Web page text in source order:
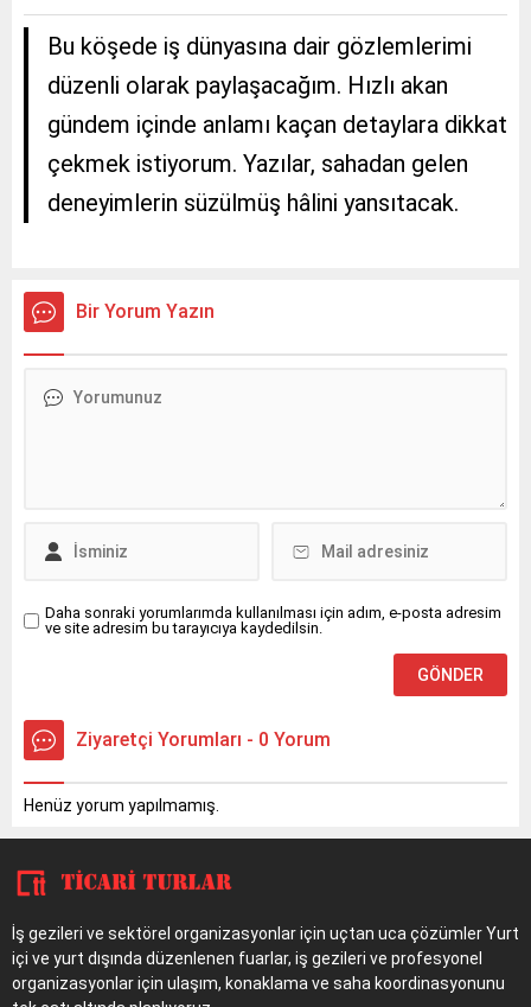
Bu köşede iş dünyasına dair gözlemlerimi
düzenli olarak paylaşacağım. Hızlı akan
gündem içinde anlamı kaçan detaylara dikkat
çekmek istiyorum. Yazılar, sahadan gelen
deneyimlerin süzülmüş hâlini yansıtacak.
Bir Yorum Yazın
Daha sonraki yorumlarımda kullanılması için adım, e-posta adresim
ve site adresim bu tarayıcıya kaydedilsin.
Ziyaretçi Yorumları - 0 Yorum
Henüz yorum yapılmamış.
İş gezileri ve sektörel organizasyonlar için uçtan uca çözümler Yurt
içi ve yurt dışında düzenlenen fuarlar, iş gezileri ve profesyonel
organizasyonlar için ulaşım, konaklama ve saha koordinasyonunu